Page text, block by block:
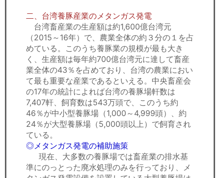
二、台湾養豚産業のメタンガス発電
台湾畜産業の生産額は約1,600億台湾元
（2015～16年）で、農業全体の約３分の１を占
めている。このうち養豚業の規模が最も大き
く、生産額は毎年約700億台湾元に達して畜産
業全体の43％を占めており、台湾の農業におい
て最も重要な産業であるといえる。中央畜産会
の17年の統計によれば台湾の養豚場軒数は
7,407軒、飼育数は543万頭で、このうち約
46％が中小型養豚場（1,000～4,999頭）、約
24％が大型養豚場（5,000頭以上）で飼育され
ている。
◎メタンガス発電の補助施策
現在、大多数の養豚場では畜産業の排水基
準にのっとった廃水処理のみを行っており、メ